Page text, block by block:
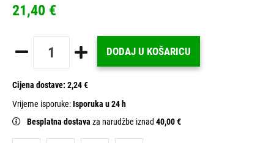
21,40 €
DODAJ U KOŠARICU
Cijena dostave: 2,24 €
Vrijeme isporuke:Isporuka u 24 h
Besplatna dostava za narudžbe iznad 40,00 €